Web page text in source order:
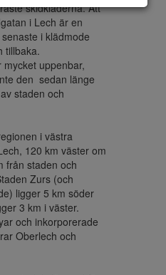
skidkläderna. Att
i Lech är en
i klädmode
tillbaka.
uppenbar,
den  sedan länge
staden och
i västra
120 km väster om
från staden och
Zurs (och
ligger 5 km söder
3 km i väster.
och inkorporerade
Oberlech och